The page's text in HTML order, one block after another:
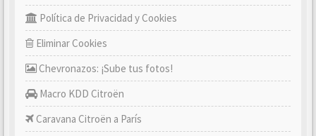
Política de Privacidad y Cookies
Eliminar Cookies
Chevronazos: ¡Sube tus fotos!
Macro KDD Citroën
Caravana Citroën a París